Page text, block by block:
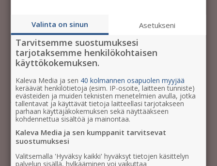
Tilaa uutiskirjeemme, niin saat
tietää jatkossakin uusimmat
kampanjatarjoukset ensimmäisten
joukossa!
Uutiskirjetilaajana saat asiakasviestintäämme
suoraan sähköpostiisi noin kerran kuussa: uusimmat
kampanjat ja tarjoukset, ajankohtaisia artikkeleita,
ideoita markkinointiisi ja kutsuja tilaisuuksiimme.
Valinta on sinun Asetukseni
Tarvitsemme suostumuksesi
tarjotaksemme henkilökohtaisen
käyttökokemuksen.
Kaleva Media ja sen 40 kolmannen osapuolen myyjää
keräävät henkilötietoja (esim. IP-osoite, laitteen tunniste)
evästeiden ja muiden teknisten menetelmien avulla, jotka
tallentavat ja käyttävät tietoja laitteellasi tarjotakseen
parhaan käyttäjäkokemuksen sekä näyttääkseen
kohdennettua sisältöä ja mainontaa.
Kaleva Media ja sen kumppanit tarvitsevat
suostumuksesi
Valitsemalla 'Hyväksy kaikki' hyväksyt tietojen käsittelyn
palvelun sisällä, hylkääminen voi vaikuttaa